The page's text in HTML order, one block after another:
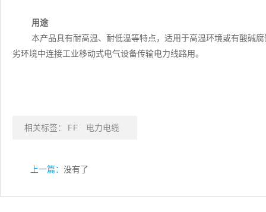
用途
本产品具有耐高温、耐低温等特点，适用于高温环境或有酸碱
劣环境中连接工业移动式电气设备传输电力线路用。
相关标签： FF 电力电缆
上一篇： 没有了